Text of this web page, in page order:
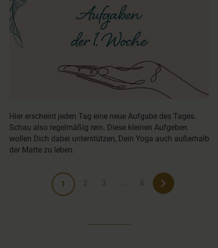
Hier erscheint jeden Tag eine neue Aufgabe des Tages.
Schau also regelmäßig rein. Diese kleinen Aufgeben
wollen Dich dabei unterstützen, Dein Yoga auch außerhalb
der Matte zu leben.
1